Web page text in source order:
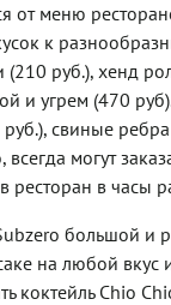
от меню
к
руб.), хенд
и угрем (470
свиные
могут
ресторан в часы
большой и
на любой
коктейль Chio